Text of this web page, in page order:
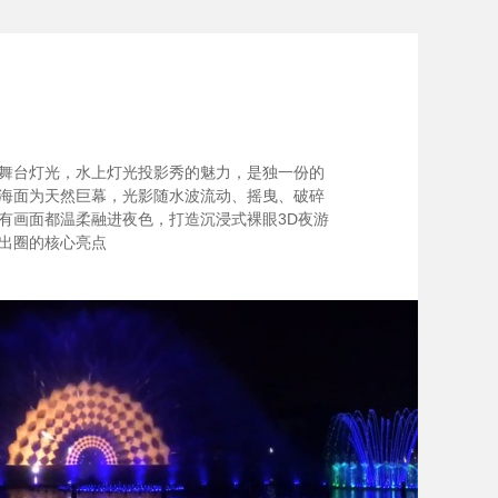
台灯光，水上灯光投影秀的魅力，是独一份的
面为天然巨幕，光影随水波流动、摇曳、破碎
画面都温柔融进夜色，打造沉浸式裸眼3D夜游
圈的核心亮点